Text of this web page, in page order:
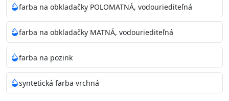
farba na obkladačky POLOMATNÁ, vodouriediteľná
farba na obkladačky MATNÁ, vodouriediteľná
farba na pozink
syntetická farba vrchná